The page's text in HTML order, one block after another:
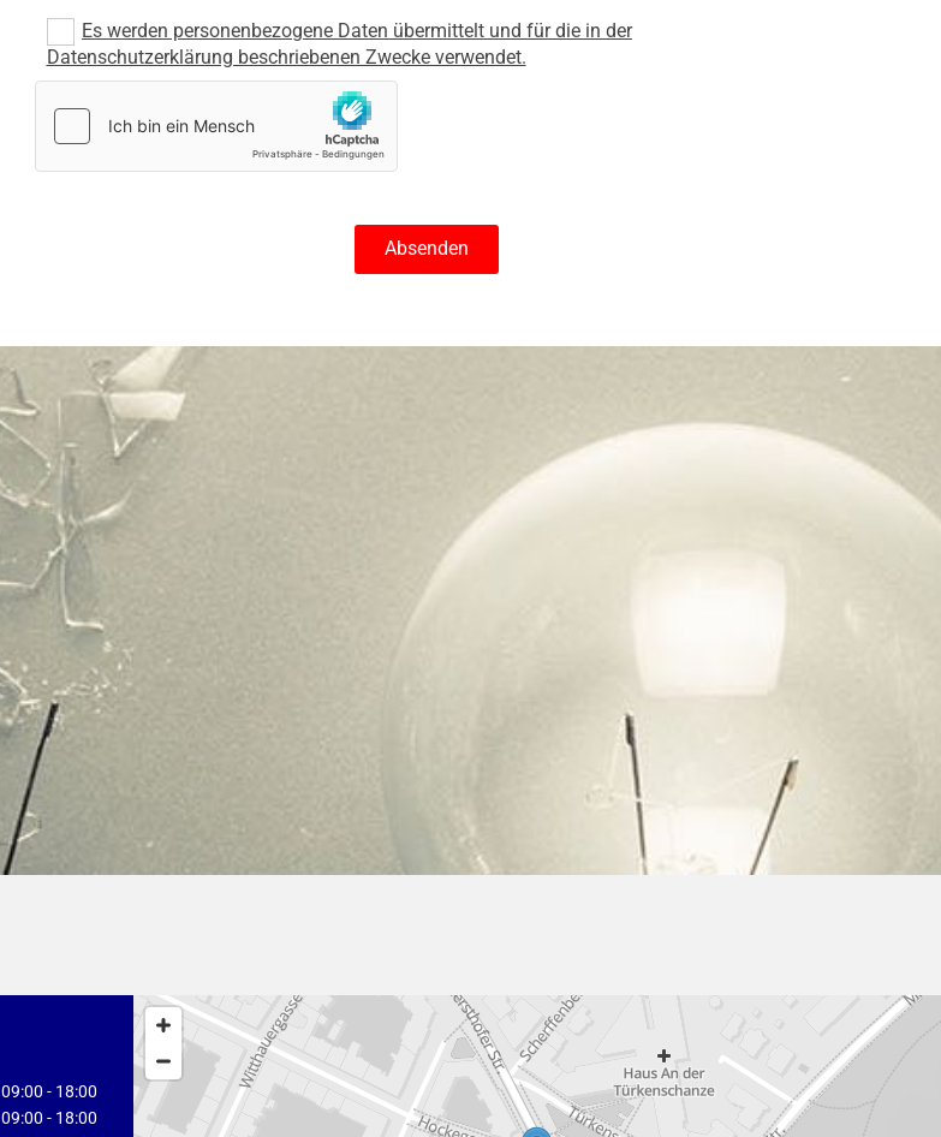
Es werden personenbezogene Daten übermittelt und für die in der
Datenschutzerklärung beschriebenen Zwecke verwendet.
09:00 - 18:00
09:00 - 18:00